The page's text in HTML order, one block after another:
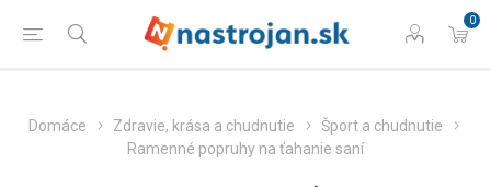
0
Domáce Zdravie, krása a chudnutie
Šport a chudnutie
Ramenné popruhy na ťahanie saní